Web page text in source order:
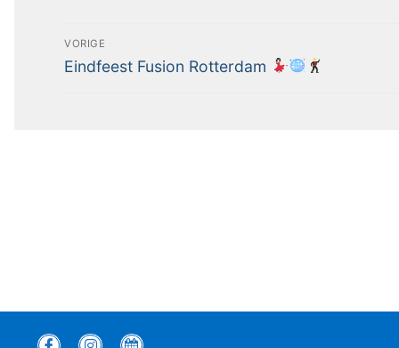
VORIGE
Eindfeest Fusion Rotterdam